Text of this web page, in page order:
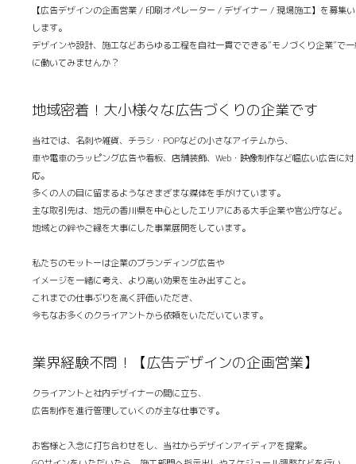
【広告デザインの企画営業 / 印刷オペレーター / デザイナー / 現場施工】を募集
します。
デザインや設計、施工などあらゆる工程を自社一貫でできる”モノづくり企業”で
に働いてみませんか？
地域密着！大小様々な広告づくりの企業です
当社では、名刺や雑貨、チラシ・POPなどの小さなアイテムから、
車や電車のラッピング広告や看板、店舗装飾、Web・映像制作など幅広い広告に対
応。
多くの人の目に留まるようなさまざまな媒体を手がけています。
主な取引先は、地元の香川県を中心としたエリアにある大手企業や官公庁など。
地域との絆やご縁を大事にした事業展開をしています。
私たちのモットーは企業のブランディング広告や
イメージを一緒に考え、より高い効果を生み出すこと。
これまでの仕事ぶりを高く評価いただき、
今もなお多くのクライアントから依頼をいただいています。
業界経験不問！【広告デザインの企画営業】
クライアントと社内デザイナーの間に立ち、
広告制作を進行管理していくのが主な仕事です。
お客様と入念に打ち合わせをし、当社からデザインアイディアを提案。